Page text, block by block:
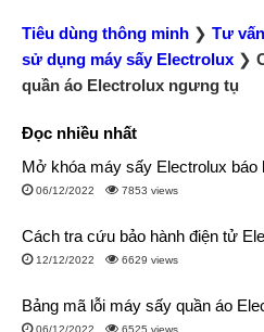
Tiêu dùng thông minh ❯ Tư
sử dụng máy sấy Electrolux ❯
quần áo Electrolux ngưng tụ
Đọc nhiều nhất
Mở khóa máy sấy Electrolux báo
06/12/2022 7853 views
Cách tra cứu bảo hành điện tử
12/12/2022 6629 views
Bảng mã lỗi máy sấy quần áo
06/12/2022 6525 views